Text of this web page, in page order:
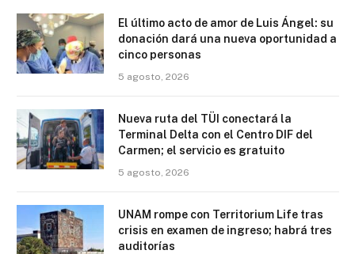
El último acto de amor de Luis Ángel: su
donación dará una nueva oportunidad a
cinco personas
5 agosto, 2026
Nueva ruta del TÜI conectará la
Terminal Delta con el Centro DIF del
Carmen; el servicio es gratuito
5 agosto, 2026
UNAM rompe con Territorium Life tras
crisis en examen de ingreso; habrá tres
auditorías